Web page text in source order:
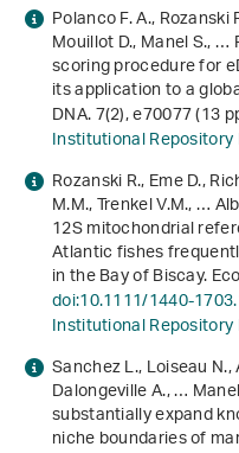
Polanco F. A.,
Mouillot D., Manel S.,
scoring procedure for
its application to a
DNA.7(2), e70077 (13
Institutional Repository
Rozanski R., Eme D.,
M.M., Trenkel V.M., …
12S mitochondrial
Atlantic fishes
in the Bay of Biscay.
doi:10.1111/1440-
Institutional Repository
Sanchez L., Loiseau
Dalongeville A., …
substantially expand
niche boundaries of